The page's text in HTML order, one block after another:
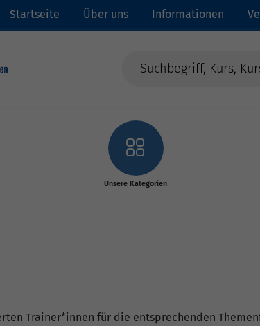
Startseite Über uns Informationen
Unsere Kategorien
Trainer*innen für die entsprechenden